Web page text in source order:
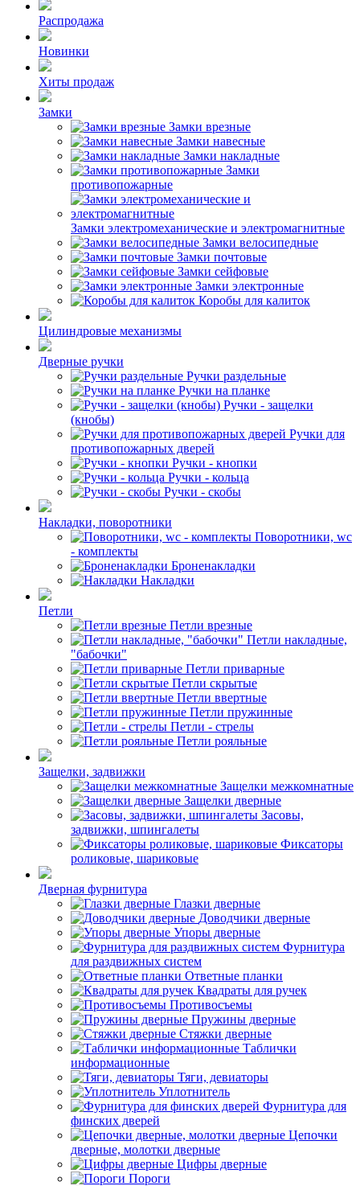
Распродажа
Новинки
Хиты продаж
Замки
Замки врезные
Замки навесные
Замки накладные
Замки
противопожарные
Замки электромеханические и электромагнитные
Замки велосипедные
Замки почтовые
Замки сейфовые
Замки электронные
Коробы для калиток
Цилиндровые механизмы
Дверные ручки
Ручки раздельные
Ручки на планке
Ручки - защелки
(кнобы)
Ручки для
противопожарных дверей
Ручки - кнопки
Ручки - кольца
Ручки - скобы
Накладки, поворотники
Поворотники, wc
- комплекты
Броненакладки
Накладки
Петли
Петли врезные
Петли накладные,
"бабочки"
Петли приварные
Петли скрытые
Петли ввертные
Петли пружинные
Петли - стрелы
Петли рояльные
Защелки, задвижки
Защелки межкомнатные
Защелки дверные
Засовы,
задвижки, шпингалеты
Фиксаторы
роликовые, шариковые
Дверная фурнитура
Глазки дверные
Доводчики дверные
Упоры дверные
Фурнитура
для раздвижных систем
Ответные планки
Квадраты для ручек
Противосъемы
Пружины дверные
Стяжки дверные
Таблички
информационные
Тяги, девиаторы
Уплотнитель
Фурнитура для
финских дверей
Цепочки
дверные, молотки дверные
Цифры дверные
Пороги